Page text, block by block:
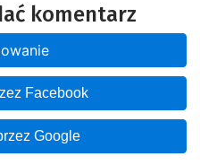
komentarz
Facebook
Google